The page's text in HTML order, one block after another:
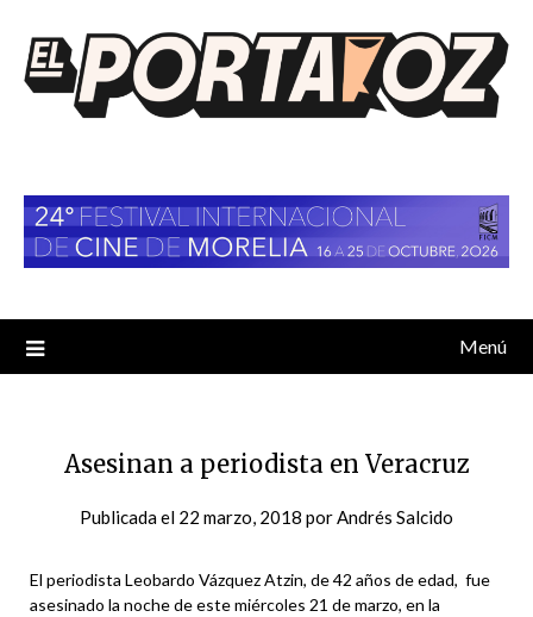
contenido
Menú
Asesinan a periodista en Veracruz
Publicada el 22 marzo, 2018 porAndrés Salcido
El periodista Leobardo Vázquez Atzin, de 42 años de edad, fue
asesinado la noche de este miércoles 21 de marzo, en la